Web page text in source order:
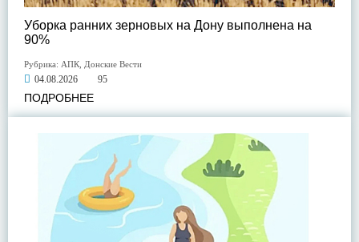
Уборка ранних зерновых на Дону выполнена на
90%
Рубрика: АПК Донские Вести
04.08.2026 95
ПОДРОБНЕЕ